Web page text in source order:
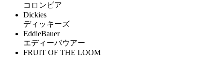
コロンビア
Dickies
ディッキーズ
EddieBauer
エディーバウアー
FRUIT OF THE LOOM